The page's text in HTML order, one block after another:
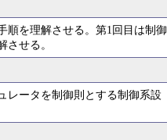
順を理解させる。第1回目は制御
せる。
レータを制御則とする制御系設